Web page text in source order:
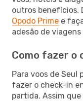
outros benefícios.
Opodo Prime e
adesão de
Como fazer o
Para voos de Seul
fazer o check-in
partida. Assim